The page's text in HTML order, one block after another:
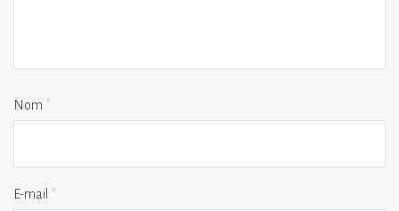
Nom *
E-mail *